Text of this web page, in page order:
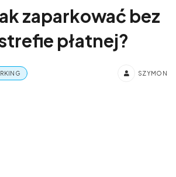
zaparkować bez
płatnej?
SZYMON